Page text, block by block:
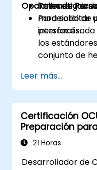
interactivos
Talleres
modelado de
interfaces.
Opciones de
Para solicitar
los
conjunto de
Leer más...
Certificación
Preparación
21 Horas
Desarrollador de